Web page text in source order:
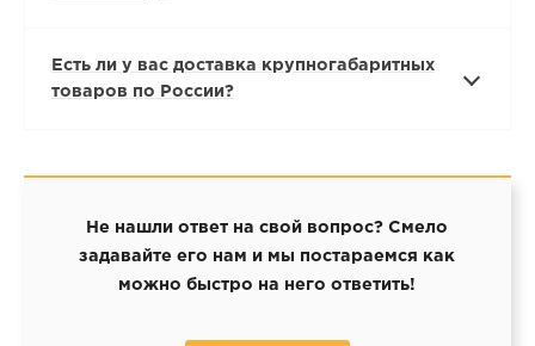
Есть ли у вас доставка крупногабаритных
товаров по России?
Не нашли ответ на свой вопрос? Смело
задавайте его нам и мы постараемся как
можно быстро на него ответить!